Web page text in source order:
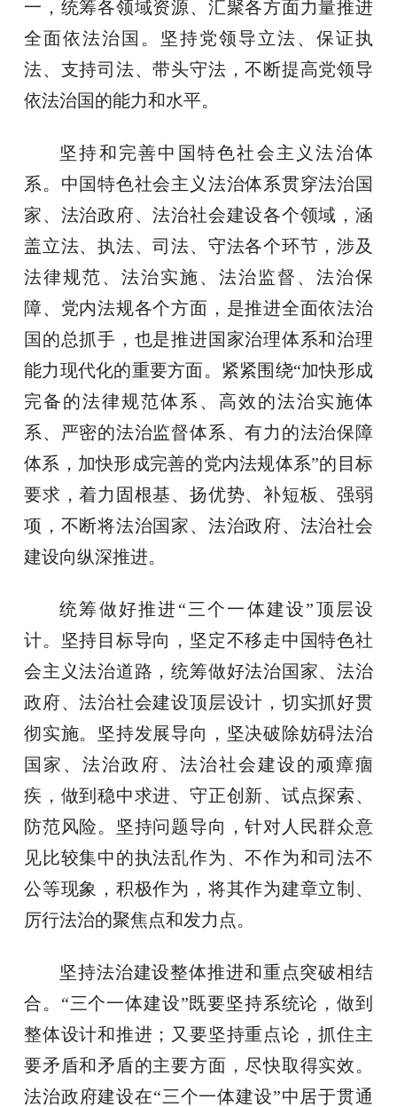
一，统筹各领域资源、汇聚各方面力量推进
全面依法治国。坚持党领导立法、保证执
法、支持司法、带头守法，不断提高党领导
依法治国的能力和水平。
坚持和完善中国特色社会主义法治体
系。中国特色社会主义法治体系贯穿法治国
家、法治政府、法治社会建设各个领域，涵
盖立法、执法、司法、守法各个环节，涉及
法律规范、法治实施、法治监督、法治保
障、党内法规各个方面，是推进全面依法治
国的总抓手，也是推进国家治理体系和治理
能力现代化的重要方面。紧紧围绕“加快形成
完备的法律规范体系、高效的法治实施体
系、严密的法治监督体系、有力的法治保障
体系，加快形成完善的党内法规体系”的目标
要求，着力固根基、扬优势、补短板、强弱
项，不断将法治国家、法治政府、法治社会
建设向纵深推进。
统筹做好推进“三个一体建设”顶层设
计。坚持目标导向，坚定不移走中国特色社
会主义法治道路，统筹做好法治国家、法治
政府、法治社会建设顶层设计，切实抓好贯
彻实施。坚持发展导向，坚决破除妨碍法治
国家、法治政府、法治社会建设的顽瘴痼
疾，做到稳中求进、守正创新、试点探索、
防范风险。坚持问题导向，针对人民群众意
见比较集中的执法乱作为、不作为和司法不
公等现象，积极作为，将其作为建章立制、
厉行法治的聚焦点和发力点。
坚持法治建设整体推进和重点突破相结
合。“三个一体建设”既要坚持系统论，做到
整体设计和推进；又要坚持重点论，抓住主
要矛盾和矛盾的主要方面，尽快取得实效。
法治政府建设在“三个一体建设”中居于贯通